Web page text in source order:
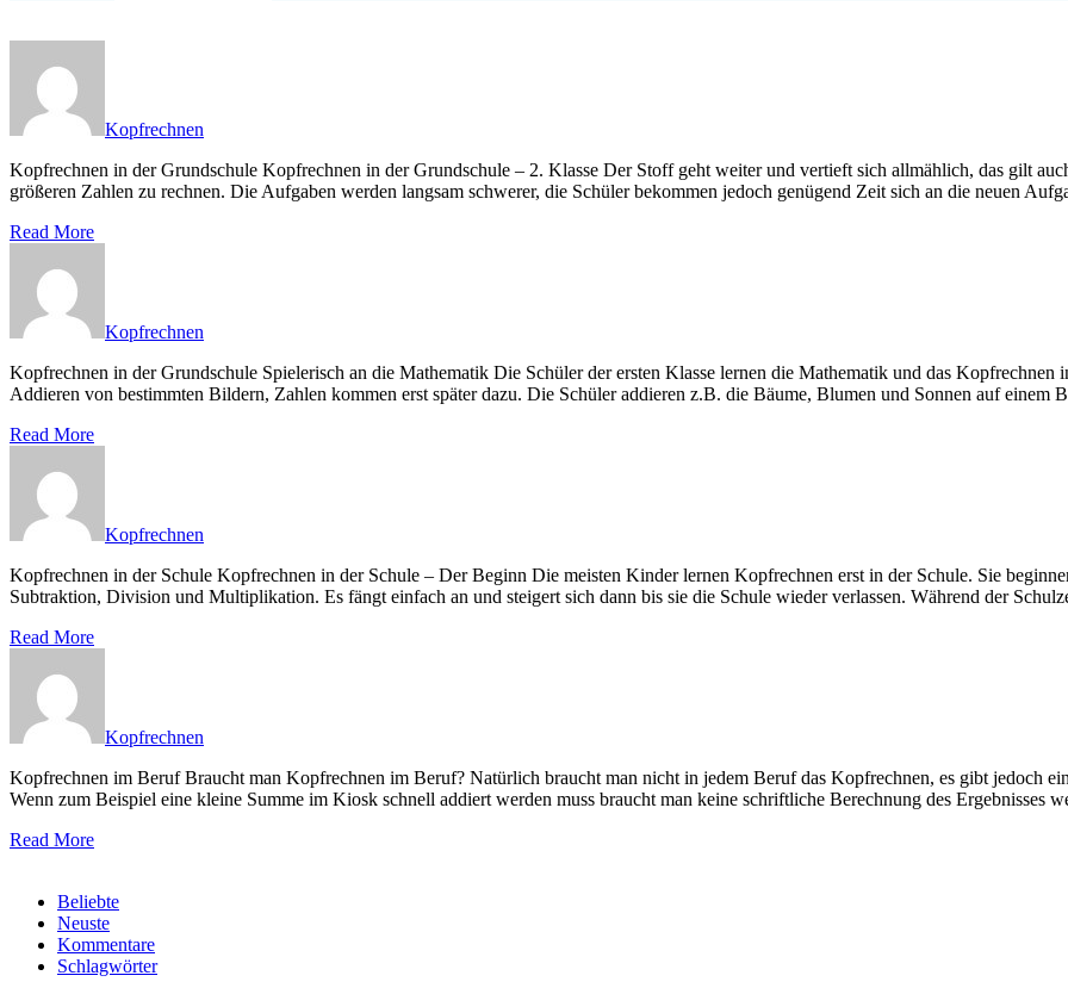
Kopfrechnen
Kopfrechnen in der Grundschule Kopfrechnen in der Grundschule – 2. Klasse Der Stoff geht weiter und vertieft sich allmählich, das gilt
größeren Zahlen zu rechnen. Die Aufgaben werden langsam schwerer, die Schüler bekommen jedoch genügend Zeit sich an die neuen
Read More
Kopfrechnen
Kopfrechnen in der Grundschule Spielerisch an die Mathematik Die Schüler der ersten Klasse lernen die Mathematik und das Kopfrechnen
Addieren von bestimmten Bildern, Zahlen kommen erst später dazu. Die Schüler addieren z.B. die Bäume, Blumen und Sonnen auf
Read More
Kopfrechnen
Kopfrechnen in der Schule Kopfrechnen in der Schule – Der Beginn Die meisten Kinder lernen Kopfrechnen erst in der Schule. Sie
Subtraktion, Division und Multiplikation. Es fängt einfach an und steigert sich dann bis sie die Schule wieder verlassen. Während der
Read More
Kopfrechnen
Kopfrechnen im Beruf Braucht man Kopfrechnen im Beruf? Natürlich braucht man nicht in jedem Beruf das Kopfrechnen, es gibt jedoch
Wenn zum Beispiel eine kleine Summe im Kiosk schnell addiert werden muss braucht man keine schriftliche Berechnung des
Read More
Beliebte
Neuste
Kommentare
Schlagwörter